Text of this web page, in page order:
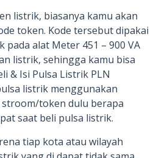
listrik, biasanya kamu akan
token. Kode tersebut dipakai
pada alat Meter 451 – 900 VA
listrik, sehingga kamu bisa
& Isi Pulsa Listrik PLN
listrik menggunakan
token dulu berapa
saat beli pulsa listrik.
tiap kota atau wilayah